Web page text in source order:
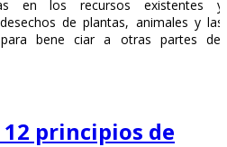
en los recursos existentes y
de plantas, animales y las
para bene ciar a otras partes del
principios de